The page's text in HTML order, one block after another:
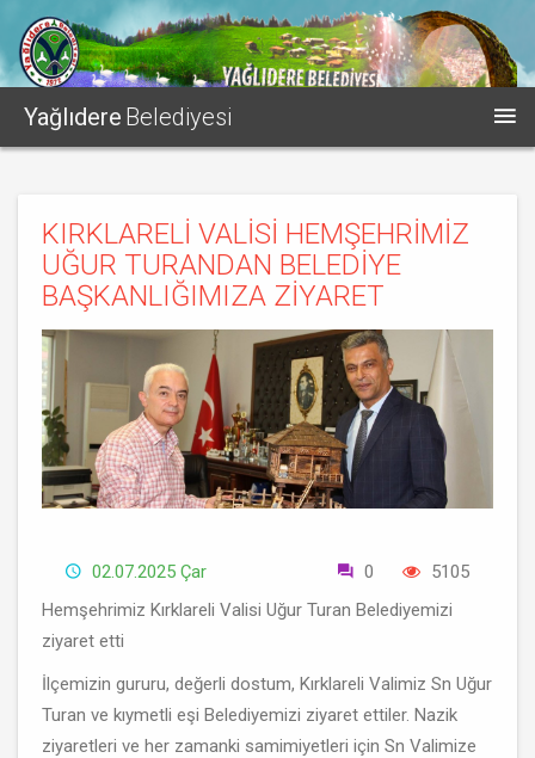
Yağlıdere Belediyesi
KIRKLARELİ VALİSİ HEMŞEHRİMİZ
UĞUR TURANDAN BELEDİYE
BAŞKANLIĞIMIZA ZİYARET
02.07.2025 Çar 0
5105
Hemşehrimiz Kırklareli Valisi Uğur Turan Belediyemizi
ziyaret etti
İlçemizin gururu, değerli dostum, Kırklareli Valimiz Sn Uğur
Turan ve kıymetli eşi Belediyemizi ziyaret ettiler. Nazik
ziyaretleri ve her zamanki samimiyetleri için Sn Valimize